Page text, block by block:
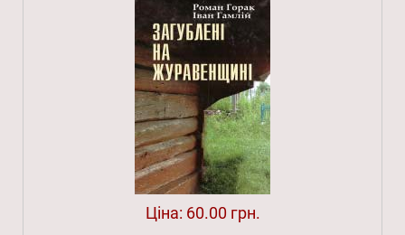
Ціна: 60.00 грн.